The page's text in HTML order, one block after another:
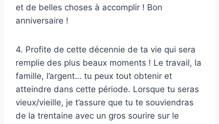
et de belles choses à accomplir ! Bon
anniversaire !
4. Profite de cette décennie de ta vie qui sera
remplie des plus beaux moments ! Le travail, la
famille, l’argent… tu peux tout obtenir et
atteindre dans cette période. Lorsque tu seras
vieux/vieille, je t’assure que tu te souviendras
de la trentaine avec un gros sourire sur le